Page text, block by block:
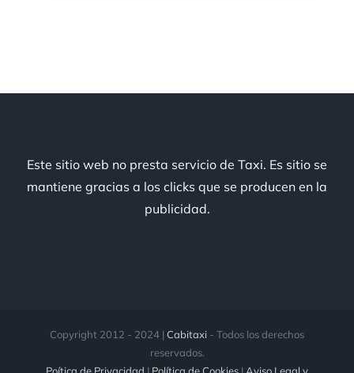
Este sitio web no presta servicio de Taxi. Es sitio se
mantiene gracias a los clicks que se producen en la
publicidad.
Copyright 2012 - 2024 | Cabitaxi - Todos los derechos
reservados.
Poítica de Privacidad | Política de Cookies | Aviso Legal y